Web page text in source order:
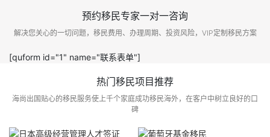
预约移民专家一对一咨询
解决您关心的一切问题，移民费用、办理周期、投资风险，VIP定制移民方案
[quform id="1" name="联系表单"]
热门移民项目推荐
海尚出国贴心的移民服务使上千个家庭成功移民海外，在客户中树立良好的口
碑